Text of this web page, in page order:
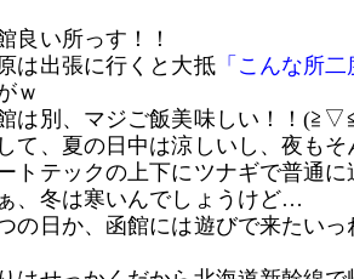
良い所っす！！
は出張に行くと大抵「こんな所
ｗ
は別、マジご飯美味しい！！
て、夏の日中は涼しいし、夜も
トテックの上下にツナギで普通
、冬は寒いんでしょうけど…
の日か、函館には遊びで来たいっ